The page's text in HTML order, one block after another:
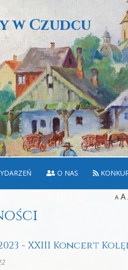
w Czudcu
O NAS
A A
- XXIII Koncert